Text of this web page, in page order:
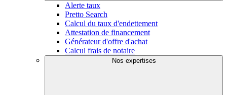
Alerte taux
Pretto Search
Calcul du taux d'endettement
Attestation de financement
Générateur d'offre d'achat
Calcul frais de notaire
Nos expertises